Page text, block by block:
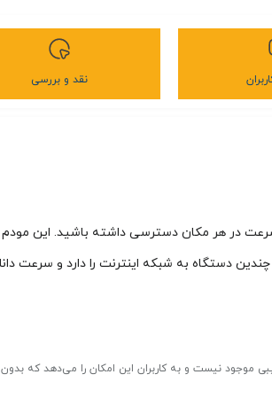
نقد و بررسی
در هر مکان دسترسی داشته باشید. این مودم
دستگاه به شبکه اینترنت را دارد و سرعت
موجود نیست و به کاربران این امکان را می‌دهد که بدون